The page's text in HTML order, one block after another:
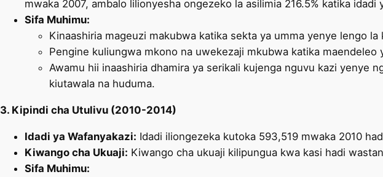
mwaka 2007, ambalo lilionyesha ongezeko la asilimia 216.5% katika idadi
Sifa Muhimu:
Kinaashiria mageuzi makubwa katika sekta ya umma yenye lengo la
Pengine kuliungwa mkono na uwekezaji mkubwa katika maendeleo
Awamu hii inaashiria dhamira ya serikali kujenga nguvu kazi yenye
kiutawala na huduma.
3. Kipindi cha Utulivu (2010-2014)
Idadi ya Wafanyakazi: Idadi iliongezeka kutoka 593,519 mwaka 2010
Kiwango cha Ukuaji: Kiwango cha ukuaji kilipungua kwa kasi hadi
Sifa Muhimu: